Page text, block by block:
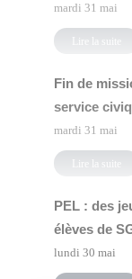
mardi 31 mai
Lire la suite
Fin de
service
mardi 31 mai
Lire la suite
PEL : des
élèves de
lundi 30 mai